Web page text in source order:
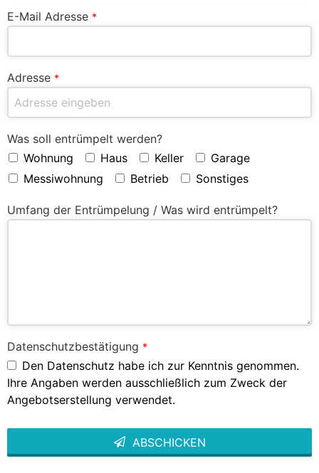
E-Mail Adresse *
Adresse *
Was soll entrümpelt werden?
Wohnung
Haus Keller
Garage
Messiwohnung
Betrieb Sonstiges
Umfang der Entrümpelung / Was wird entrümpelt?
Datenschutzbestätigung *
Den Datenschutz habe ich zur Kenntnis genommen.
Ihre Angaben werden ausschließlich zum Zweck der
Angebotserstellung verwendet.
ABSCHICKEN